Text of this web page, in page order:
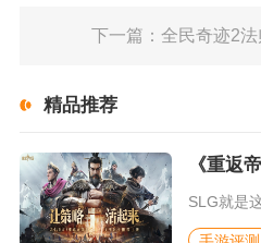
下一篇：全民奇迹2
精品推荐